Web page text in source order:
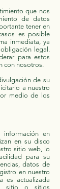
que nos
de datos
tener en
es posible
inmediata, ya
legal.
para estos
con nosotros.
de su
a nuestro
medio de los
en
en su disco
sitio web, lo
para su
datos de
en nuestro
es actualizada
sitio o sitios